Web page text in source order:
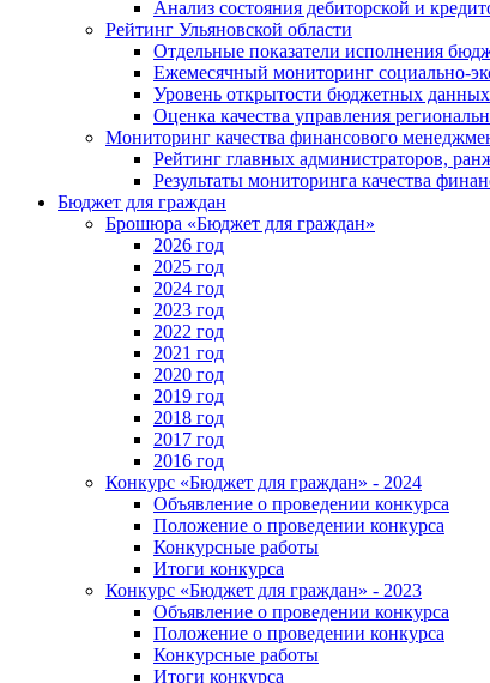
Анализ состояния дебиторской и
Рейтинг Ульяновской области
Отдельные показатели исполнения
Ежемесячный мониторинг социально-
Уровень открытости бюджетных данных
Оценка качества управления
Мониторинг качества финансового
Рейтинг главных администраторов,
Результаты мониторинга качества
Бюджет для граждан
Брошюра «Бюджет для граждан»
2026 год
2025 год
2024 год
2023 год
2022 год
2021 год
2020 год
2019 год
2018 год
2017 год
2016 год
Конкурс «Бюджет для граждан» - 2024
Объявление о проведении конкурса
Положение о проведении конкурса
Конкурсные работы
Итоги конкурса
Конкурс «Бюджет для граждан» - 2023
Объявление о проведении конкурса
Положение о проведении конкурса
Конкурсные работы
Итоги конкурса